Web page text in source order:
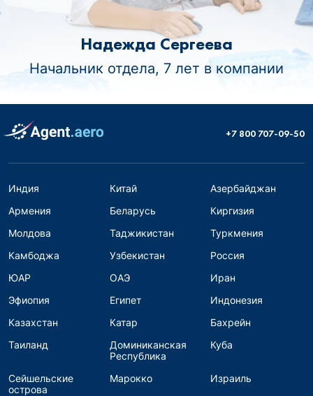
Надежда Сергеева
Начальник отдела, 7 лет в компании
+7 800 707-09-50
Индия Китай
Азербайджан
Армения
Беларусь
Киргизия
Молдова
Таджикистан
Туркмения
Камбоджа
Узбекистан
Россия
ЮАР
ОАЭ
Иран
Эфиопия
Египет
Индонезия
Казахстан
Катар
Бахрейн
Таиланд
Доминиканская
Республика
Куба
Сейшельские
острова
Марокко Израиль